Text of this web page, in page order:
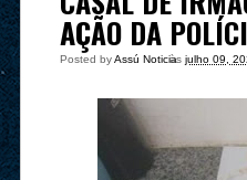
AÇÃO DA
Posted byAssú Noticia
às julho 09,